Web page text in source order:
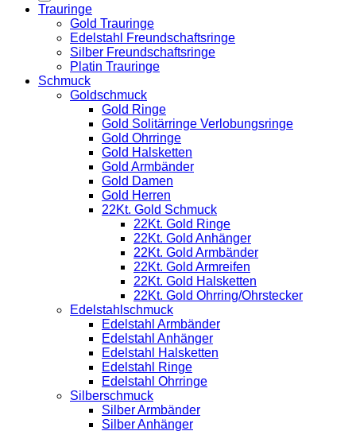
Trauringe
Gold Trauringe
Edelstahl Freundschaftsringe
Silber Freundschaftsringe
Platin Trauringe
Schmuck
Goldschmuck
Gold Ringe
Gold Solitärringe Verlobungsringe
Gold Ohrringe
Gold Halsketten
Gold Armbänder
Gold Damen
Gold Herren
22Kt. Gold Schmuck
22Kt. Gold Ringe
22Kt. Gold Anhänger
22Kt. Gold Armbänder
22Kt. Gold Armreifen
22Kt. Gold Halsketten
22Kt. Gold Ohrring/Ohrstecker
Edelstahlschmuck
Edelstahl Armbänder
Edelstahl Anhänger
Edelstahl Halsketten
Edelstahl Ringe
Edelstahl Ohrringe
Silberschmuck
Silber Armbänder
Silber Anhänger